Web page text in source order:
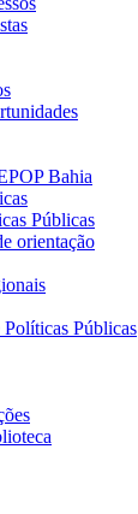
Bahia
Públicas
orientação
Políticas Públicas